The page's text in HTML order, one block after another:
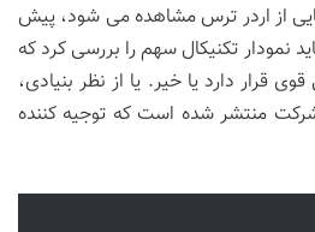
از اردر ترس مشاهده می شود، پیش
نمودار تکنیکال سهم را بررسی کرد که
قرار دارد یا خیر. یا از نظر بنیادی،
منتشر شده است که توجیه کننده